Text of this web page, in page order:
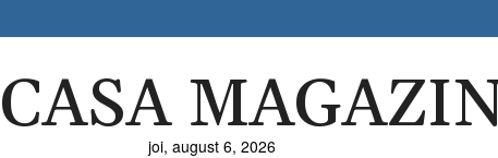
CASAjoi, august 6, 2026